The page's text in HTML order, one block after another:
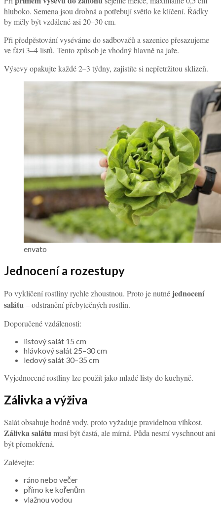
hluboko. Semena jsou drobná a potřebují světlo ke klíčení. Řádky
by měly být vzdálené asi 20–30 cm.
Při předpěstování vyséváme do sadbovačů a sazenice přesazujeme
ve fázi 3–4 listů. Tento způsob je vhodný hlavně na jaře.
Výsevy opakujte každé 2–3 týdny, zajistíte si nepřetržitou sklizeň.
envato
Jednocení a rozestupy
Po vyklíčení rostliny rychle zhoustnou. Proto je nutné jednocení
salátu– odstranění přebytečných rostlin.
Doporučené vzdálenosti:
listový salát 15 cm
hlávkový salát 25–30 cm
ledový salát 30–35 cm
Vyjednocené rostliny lze použít jako mladé listy do kuchyně.
Zálivka a výživa
Salát obsahuje hodně vody, proto vyžaduje pravidelnou vlhkost.
Zálivka salátumusí být častá, ale mírná. Půda nesmí vyschnout ani
být přemokřená.
Zalévejte:
ráno nebo večer
přímo ke kořenům
vlažnou vodou